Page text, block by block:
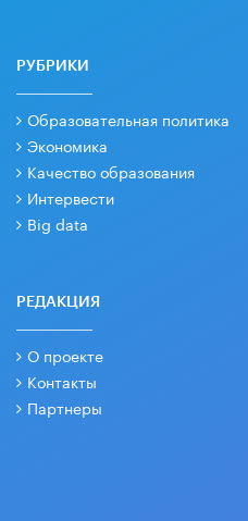
РУБРИКИ
Образовательная политика
Экономика
Качество образования
Интервести
Big data
РЕДАКЦИЯ
О проекте
Контакты
Партнеры